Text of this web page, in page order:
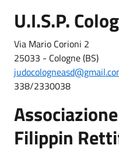
U.I.S.P.
Via Mario Corioni 2
25033 - Cologne (BS)
338/2330038
Filippin